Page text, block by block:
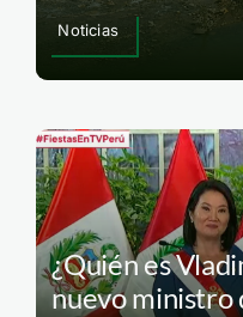
Noticias
¿Quién es
nuevo ministro